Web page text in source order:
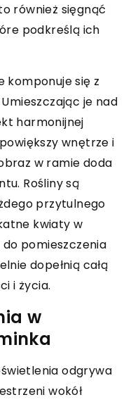
również sięgnąć
podkreślą ich
komponuje się z
je nad
harmonijnej
wnętrze i
w ramie doda
Rośliny są
przytulnego
kwiaty w
pomieszczenia
dopełnią całą
i życia.
w
odgrywa
wokół